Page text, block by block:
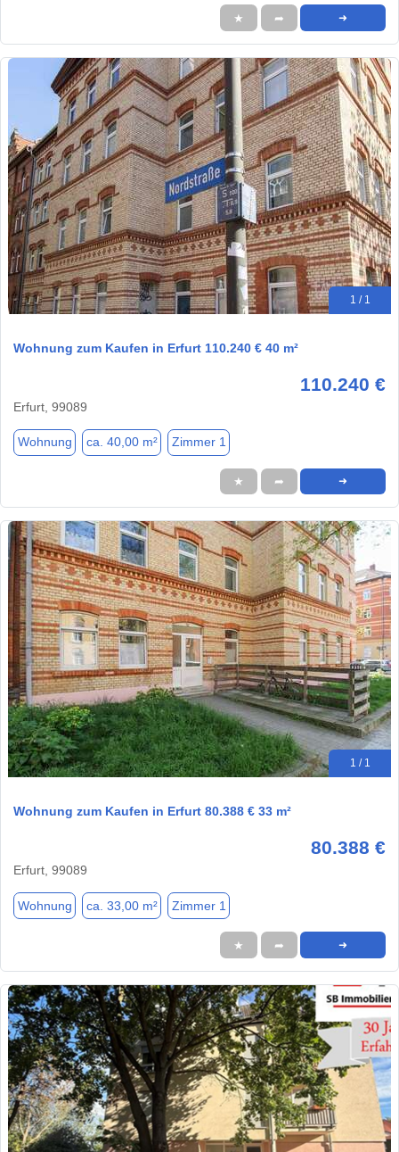
★ ➦ ➜
1 / 1
Wohnung zum Kaufen in Erfurt 110.240 € 40 m²
110.240 €
Erfurt, 99089
Wohnung ca. 40,00 m² Zimmer 1
★ ➦ ➜
1 / 1
Wohnung zum Kaufen in Erfurt 80.388 € 33 m²
80.388 €
Erfurt, 99089
Wohnung ca. 33,00 m² Zimmer 1
★ ➦ ➜